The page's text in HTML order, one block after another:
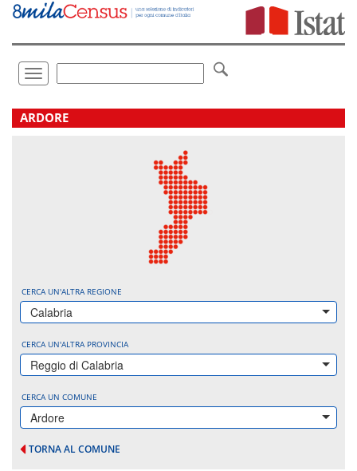
Vai
direttamente
Toggle
navigation
.
ARDORE
CERCA UN'ALTRA REGIONE
Calabria
CERCA UN'ALTRA PROVINCIA
Reggio di Calabria
CERCA UN COMUNE
Ardore
TORNA AL COMUNE